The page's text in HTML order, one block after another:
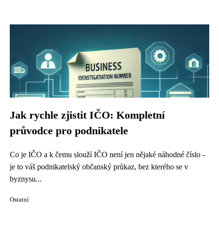
Jak rychle zjistit IČO: Kompletní
průvodce pro podnikatele
Co je IČO a k čemu slouží IČO není jen nějaké náhodné číslo -
je to váš podnikatelský občanský průkaz, bez kterého se v
byznysu...
Ostatní